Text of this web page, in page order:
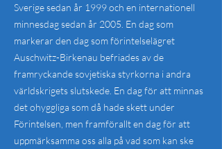
Sverige sedan år 1999 och en internationell
minnesdag sedan år 2005. En dag som
markerar den dag som förintelselägret
Auschwitz-Birkenau befriades av de
framryckande sovjetiska styrkorna i andra
världskrigets slutskede. En dag för att minnas
det ohyggliga som då hade skett under
Förintelsen, men framförallt en dag för att
uppmärksamma oss alla på vad som kan ske